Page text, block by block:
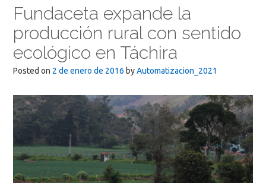
Fundaceta expande la
producción rural con sentido
ecológico en Táchira
Posted on 2 de enero de 2016 byAutomatizacion_2021